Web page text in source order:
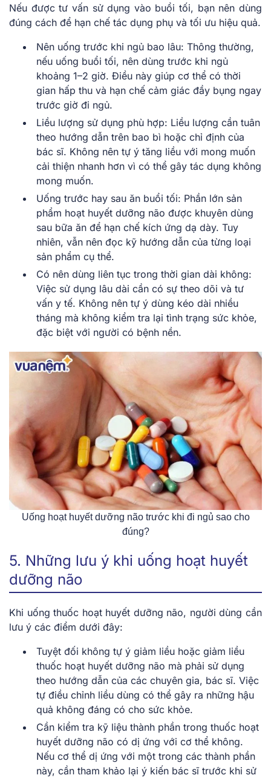
Nếu được tư vấn sử dụng vào buổi tối, bạn nên dùng
đúng cách để hạn chế tác dụng phụ và tối ưu hiệu quả.
Nên uống trước khi ngủ bao lâu: Thông thường,
nếu uống buổi tối, nên dùng trước khi ngủ
khoảng 1–2 giờ. Điều này giúp cơ thể có thời
gian hấp thu và hạn chế cảm giác đầy bụng ngay
trước giờ đi ngủ.
Liều lượng sử dụng phù hợp: Liều lượng cần tuân
theo hướng dẫn trên bao bì hoặc chỉ định của
bác sĩ. Không nên tự ý tăng liều với mong muốn
cải thiện nhanh hơn vì có thể gây tác dụng không
mong muốn.
Uống trước hay sau ăn buổi tối: Phần lớn sản
phẩm hoạt huyết dưỡng não được khuyên dùng
sau bữa ăn để hạn chế kích ứng dạ dày. Tuy
nhiên, vẫn nên đọc kỹ hướng dẫn của từng loại
sản phẩm cụ thể.
Có nên dùng liên tục trong thời gian dài không:
Việc sử dụng lâu dài cần có sự theo dõi và tư
vấn y tế. Không nên tự ý dùng kéo dài nhiều
tháng mà không kiểm tra lại tình trạng sức khỏe,
đặc biệt với người có bệnh nền.
Uống hoạt huyết dưỡng não trước khi đi ngủ sao cho
đúng?
5. Những lưu ý khi uống hoạt huyết
dưỡng não
Khi uống thuốc hoạt huyết dưỡng não, người dùng cần
lưu ý các điểm dưới đây:
Tuyệt đối không tự ý giảm liều hoặc giảm liều
thuốc hoạt huyết dưỡng não mà phải sử dụng
theo hướng dẫn của các chuyên gia, bác sĩ. Việc
tự điều chỉnh liều dùng có thể gây ra những hậu
quả không đáng có cho sức khỏe.
Cần kiểm tra kỹ liệu thành phần trong thuốc hoạt
huyết dưỡng não có dị ứng với cơ thể không.
Nếu cơ thể dị ứng với một trong các thành phần
này, cần tham khảo lại ý kiến bác sĩ trước khi sử